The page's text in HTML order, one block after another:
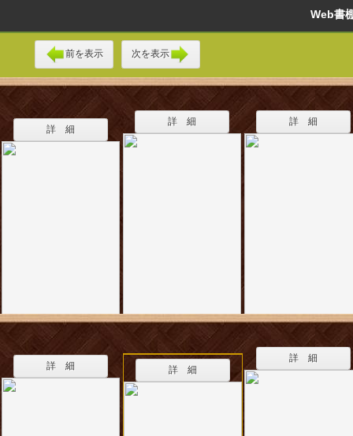
Web
前を表示 次を表示
詳 細
詳 細 詳 細
詳 細 詳 細
詳 細